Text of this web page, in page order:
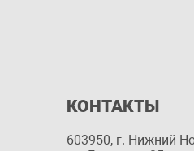
КОНТАКТЫ
603950, г. Нижний